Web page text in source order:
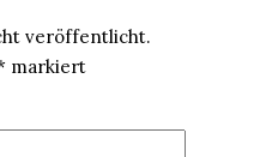
veröffentlicht.
markiert